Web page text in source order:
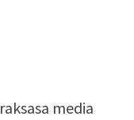
media